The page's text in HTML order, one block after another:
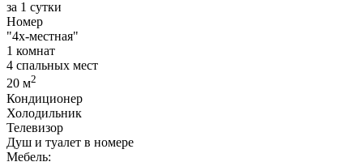
за 1 сутки
Номер
"4х-местная"
1 комнат
4 спальных мест
20 м2
Кондиционер
Холодильник
Телевизор
Душ и туалет в номере
Мебель: